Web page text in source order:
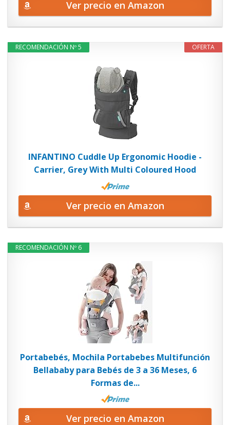
Ver precio en Amazon
OFERTA
RECOMENDACIÓN Nº 5
INFANTINO Cuddle Up Ergonomic Hoodie -
Carrier, Grey With Multi Coloured Hood
Ver precio en Amazon
RECOMENDACIÓN Nº 6
Portabebés, Mochila Portabebes Multifunción
Bellababy para Bebés de 3 a 36 Meses, 6
Formas de...
Ver precio en Amazon